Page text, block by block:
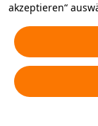
akzeptieren“
ähnliche
speichern.
nicht notwendige
Arten von
indem Sie unten